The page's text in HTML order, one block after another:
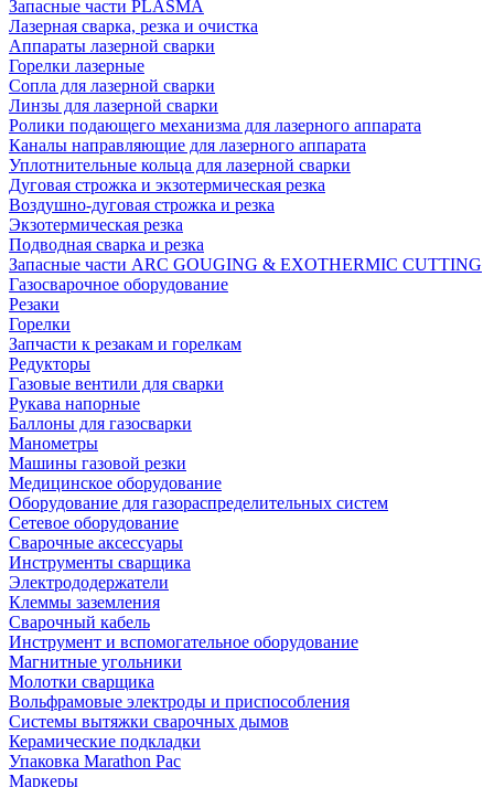
Запасные части PLASMA
Лазерная сварка, резка и очистка
Аппараты лазерной сварки
Горелки лазерные
Сопла для лазерной сварки
Линзы для лазерной сварки
Ролики подающего механизма для лазерного аппарата
Каналы направляющие для лазерного аппарата
Уплотнительные кольца для лазерной сварки
Дуговая строжка и экзотермическая резка
Воздушно-дуговая строжка и резка
Экзотермическая резка
Подводная сварка и резка
Запасные части ARC GOUGING & EXOTHERMIC CUTTING
Газосварочное оборудование
Резаки
Горелки
Запчасти к резакам и горелкам
Редукторы
Газовые вентили для сварки
Рукава напорные
Баллоны для газосварки
Манометры
Машины газовой резки
Медицинское оборудование
Оборудование для газораспределительных систем
Сетевое оборудование
Сварочные аксессуары
Инструменты сварщика
Электрододержатели
Клеммы заземления
Сварочный кабель
Инструмент и вспомогательное оборудование
Магнитные угольники
Молотки сварщика
Вольфрамовые электроды и приспособления
Системы вытяжки сварочных дымов
Керамические подкладки
Упаковка Marathon Pac
Маркеры